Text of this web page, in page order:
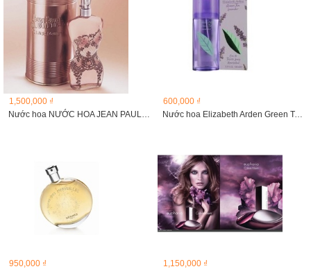
1,500,000 ₫
Nước hoa NƯỚC HOA JEAN PAUL GAULTIER
600,000 ₫
Nước hoa Elizabeth Arden Green Tea Lavender 100ml
950,000 ₫
1,150,000 ₫